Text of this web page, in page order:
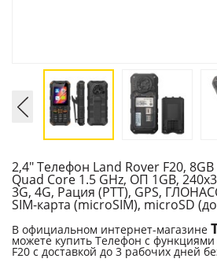
2,4" Телефон Land Rover F20,
Quad Core 1.5 GHz, ОП 1GB,
3G, 4G, Рация (PTT), GPS,
SIM-карта (microSIM), microSD
В официальном интернет-магазине
можете купить Телефон с
F20 с доставкой до 3 рабочих дней